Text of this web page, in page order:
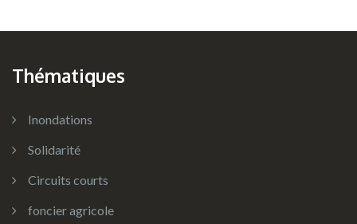
Thématiques
Inondations
Solidarité
Circuits courts
foncier agricole